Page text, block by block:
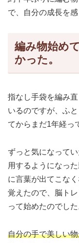
で、自分の成長を感
編み物始め
かった。
指なし手袋を編み
いるのですが、ふ
てからまだ1年経っ
ずっと気になって
用するようになっ
に言葉が出てこな
覚えたので、脳ト
って始めたのでした
自分の手で美しい